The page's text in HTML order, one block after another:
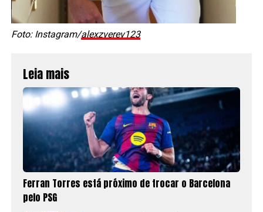
Foto: Instagram/alexzverev123
Leia mais
Ferran Torres está próximo de trocar o Barcelona
pelo PSG